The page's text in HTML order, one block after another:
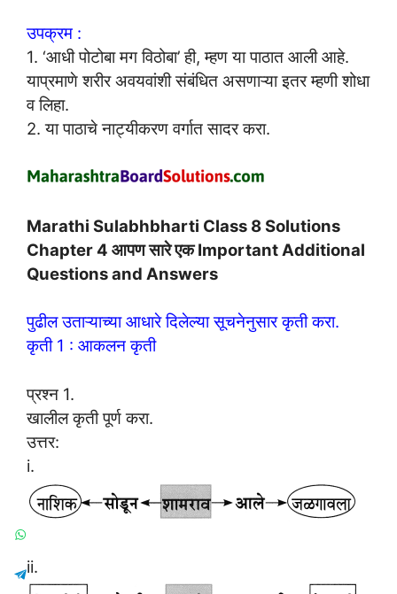
उपक्रम :
1. ‘आधी पोटोबा मग विठोबा’ ही, म्हण या पाठात आली आहे.
याप्रमाणे शरीर अवयवांशी संबंधित असणाऱ्या इतर म्हणी शोधा
व लिहा.
2. या पाठाचे नाट्यीकरण वर्गात सादर करा.
Marathi Sulabhbharti Class 8 Solutions
Chapter 4 आपण सारे एक Important Additional
Questions and Answers
पुढील उताऱ्याच्या आधारे दिलेल्या सूचनेनुसार कृती करा.
कृती 1 : आकलन कृती
प्रश्न 1.
खालील कृती पूर्ण करा.
उत्तर:
i.
ii.